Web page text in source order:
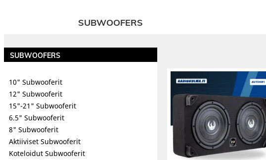
SUBWOOFERS
SUBWOOFERS
10" Subwooferit
12" Subwooferit
15"-21" Subwooferit
6.5" Subwooferit
8" Subwooferit
Aktiiviset Subwooferit
Koteloidut Subwooferit